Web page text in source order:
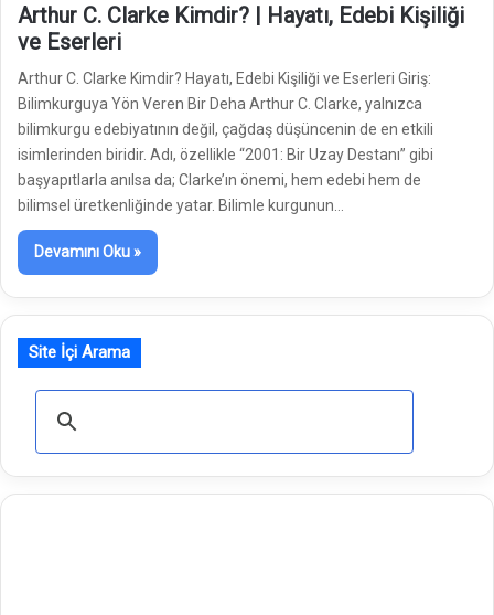
Arthur C. Clarke Kimdir? | Hayatı, Edebi Kişiliği
ve Eserleri
Arthur C. Clarke Kimdir? Hayatı, Edebi Kişiliği ve Eserleri Giriş:
Bilimkurguya Yön Veren Bir Deha Arthur C. Clarke, yalnızca
bilimkurgu edebiyatının değil, çağdaş düşüncenin de en etkili
isimlerinden biridir. Adı, özellikle “2001: Bir Uzay Destanı” gibi
başyapıtlarla anılsa da; Clarke’ın önemi, hem edebi hem de
bilimsel üretkenliğinde yatar. Bilimle kurgunun…
Devamını Oku »
Site İçi Arama